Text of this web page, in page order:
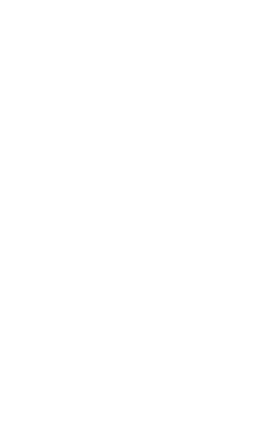
rundt 800 leiligheter, og
å bygge ut Gjersrud-
hvor OBOS er en av
det i framtiden kan bli rundt